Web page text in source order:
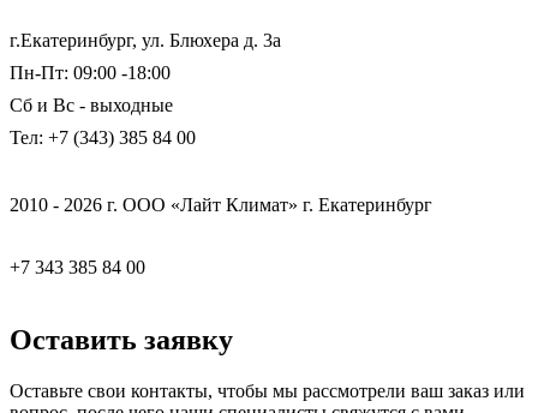
г.Екатеринбург, ул. Блюхера д. 3а
Пн-Пт: 09:00 -18:00
Сб и Вс - выходные
Тел: +7 (343) 385 84 00
2010 - 2026 г. ООО «Лайт Климат» г. Екатеринбург
+7 343 385 84 00
Оставить заявку
Оставьте свои контакты, чтобы мы рассмотрели ваш заказ или